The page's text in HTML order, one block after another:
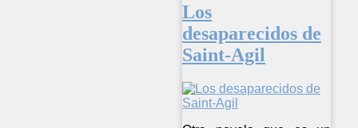
Los
desaparecidos de
Saint-Agil